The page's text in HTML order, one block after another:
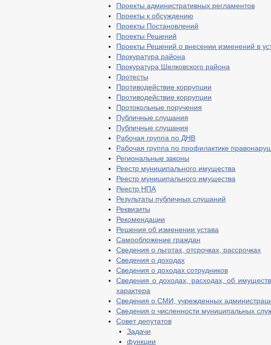
Проекты административных регламентов
Проекты к обсуждению
Проекты Постановлений
Проекты Решений
Проекты Решений о внесении изменений в
Прокуратура района
Прокуратура Шелковского района
Протесты
Противодействие коррупции
Противодействие коррупции
Протокольные поручения
Публичные слушания
Публичные слушания
Рабочая группа по ДНВ
Рабочая группа по профилактике
Региональные законы
Реестр муниципального имущества
Реестр муниципального имущества
Реестр НПА
Результаты публичных слушаний
Реквизиты
Рекомендации
Решения об изменении устава
Самообложение граждан
Сведения о льготах, отсрочках, рассрочках
Сведения о доходах
Сведения о доходах сотрудников
Сведения о доходах, расходах, об
характера
Сведения о СМИ, учрежденных
Сведения о численности муниципальных
Совет депутатов
Задачи
функции